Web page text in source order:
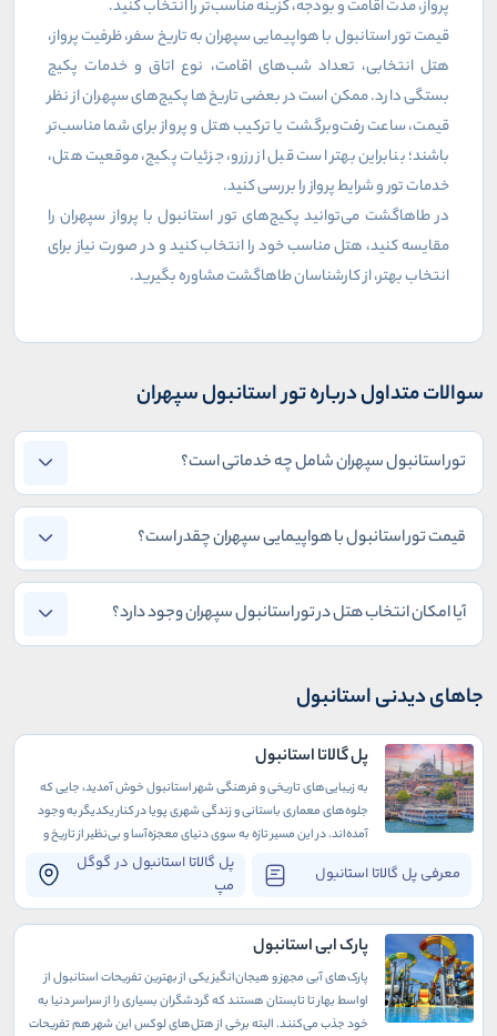
پرواز، مدت اقامت و بودجه، گزینه مناسب‌تر را انتخاب کنید.
قیمت تور استانبول با هواپیمایی سپهران به تاریخ سفر، ظرفیت پرواز،
هتل انتخابی، تعداد شب‌های اقامت، نوع اتاق و خدمات پکیج
بستگی دارد. ممکن است در بعضی تاریخ‌ها پکیج‌های سپهران از نظر
قیمت، ساعت رفت‌وبرگشت یا ترکیب هتل و پرواز برای شما مناسب‌تر
باشند؛ بنابراین بهتر است قبل از رزرو، جزئیات پکیج، موقعیت هتل،
خدمات تور و شرایط پرواز را بررسی کنید.
در طاهاگشت می‌توانید پکیج‌های تور استانبول با پرواز سپهران را
مقایسه کنید، هتل مناسب خود را انتخاب کنید و در صورت نیاز برای
انتخاب بهتر، از کارشناسان طاهاگشت مشاوره بگیرید.
سوالات متداول درباره تور استانبول سپهران
تور استانبول سپهران شامل چه خدماتی است؟
قیمت تور استانبول با هواپیمایی سپهران چقدر است؟
آیا امکان انتخاب هتل در تور استانبول سپهران وجود دارد؟
جاهای دیدنی استانبول
پل گالاتا استانبول
معرفی پل گالاتا استانبول
پل گالاتا استانبول در گوگل
مپ
به زیبایی‌های تاریخی و فرهنگی شهر استانبول خوش آمدید، جایی که
جلوه‌های معماری باستانی و زندگی شهری پویا در کنار یکدیگر به وجود
آمده‌اند. در این مسیر تازه‌ به سوی دنیای معجزه‌آسا و بی‌نظیر از تاریخ و
فرهنگ، به دیدار یک اثر جذاب در دسترس خوش آمدید: پل گالاتا.
پارک ابی استانبول
پارک‌های آبی مجهز و هیجان‌انگیز یکی از بهترین تفریحات استانبول از
اواسط بهار تا تابستان هستند که گردشگران بسیاری را از سراسر دنیا به
خود جذب می‌کنند. البته برخی از هتل‌های لوکس این شهر هم تفریحات